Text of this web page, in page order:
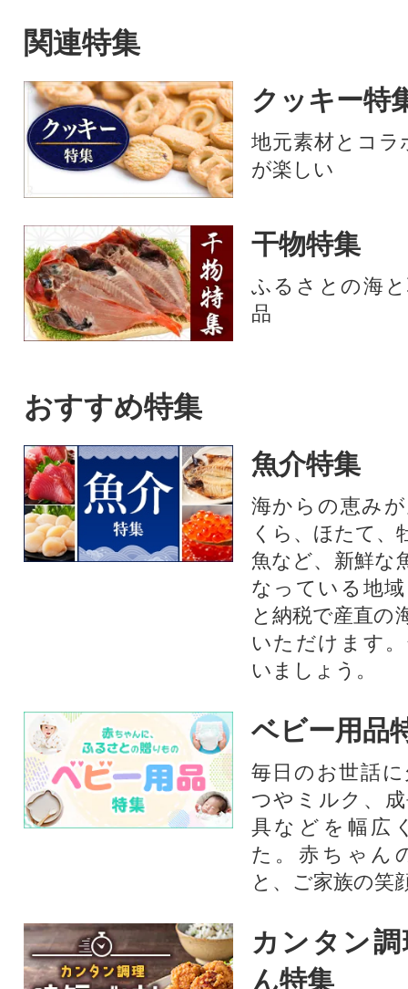
関連特集
クッキー特
地元素材とコ
が楽しい
干物特集
ふるさとの海
品
おすすめ特集
魚介特集
海からの恵み
くら、ほたて、
魚など、新鮮な
なっている地
と納税で産直の
いただけます
いましょう。
ベビー用品
毎日のお世話
つやミルク、
具などを幅広
た。赤ちゃん
と、ご家族の笑
カンタン
ん特集